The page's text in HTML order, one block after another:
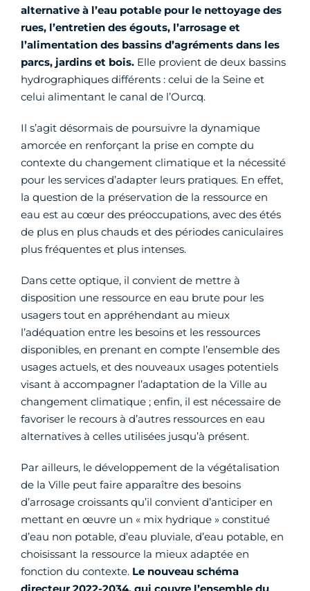
alternative à l’eau potable pour le nettoyage des
rues, l’entretien des égouts, l’arrosage et
l’alimentation des bassins d’agréments dans les
parcs, jardins et bois. Elle provient de deux bassins
hydrographiques différents : celui de la Seine et
celui alimentant le canal de l’Ourcq.
Il s’agit désormais de poursuivre la dynamique
amorcée en renforçant la prise en compte du
contexte du changement climatique et la nécessité
pour les services d’adapter leurs pratiques. En effet,
la question de la préservation de la ressource en
eau est au cœur des préoccupations, avec des étés
de plus en plus chauds et des périodes caniculaires
plus fréquentes et plus intenses.
Dans cette optique, il convient de mettre à
disposition une ressource en eau brute pour les
usagers tout en appréhendant au mieux
l’adéquation entre les besoins et les ressources
disponibles, en prenant en compte l’ensemble des
usages actuels, et des nouveaux usages potentiels
visant à accompagner l’adaptation de la Ville au
changement climatique ; enfin, il est nécessaire de
favoriser le recours à d’autres ressources en eau
alternatives à celles utilisées jusqu’à présent.
Par ailleurs, le développement de la végétalisation
de la Ville peut faire apparaître des besoins
d’arrosage croissants qu’il convient d’anticiper en
mettant en œuvre un « mix hydrique » constitué
d’eau non potable, d’eau pluviale, d’eau potable, en
choisissant la ressource la mieux adaptée en
fonction du contexte. Le nouveau schéma
directeur 2022-2034, qui couvre l’ensemble du